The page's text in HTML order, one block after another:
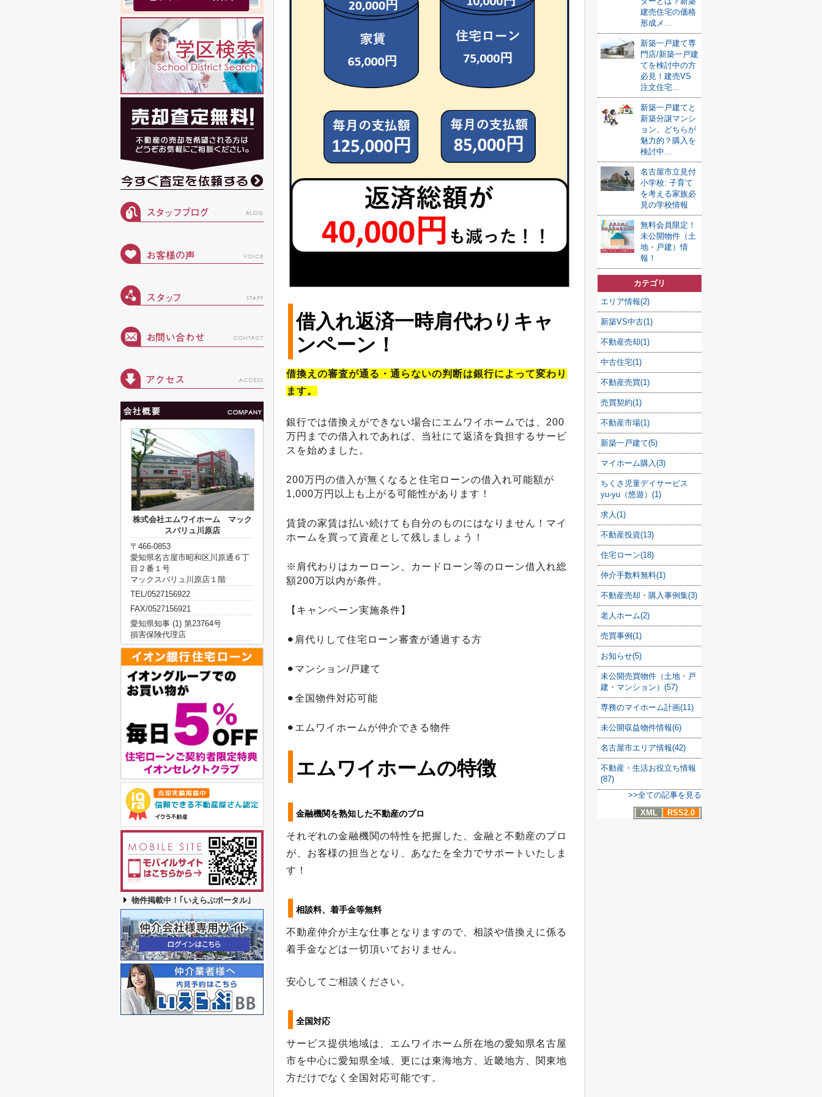
借入れ返済一時肩代わりキャ
ンペーン！
借換えの審査が通る・通らないの判断は銀行によって変わり
ます。
銀行では借換えができない場合にエムワイホームでは、200
万円までの借入れであれば、当社にて返済を負担するサービ
スを始めました。
200万円の借入が無くなると住宅ローンの借入れ可能額が
1,000万円以上も上がる可能性があります！
賃貸の家賃は払い続けても自分のものにはなりません！マイ
ホームを買って資産として残しましょう！
※肩代わりはカーローン、カードローン等のローン借入れ総
額200万以内が条件。
【キャンペーン実施条件】
⚫︎ 肩代りして住宅ローン審査が通過する方
⚫︎マンション/戸建て
⚫︎全国物件対応可能
⚫︎エムワイホームが仲介できる物件
エムワイホームの特徴
金融機関を熟知した不動産のプロ
それぞれの金融機関の特性を把握した、金融と不動産のプロ
が、お客様の担当となり、あなたを全力でサポートいたしま
す！
相談料、着手金等無料
不動産仲介が主な仕事となりますので、相談や借換えに係る
着手金などは一切頂いておりません。
安心してご相談ください。
全国対応
サービス提供地域は、エムワイホーム所在地の愛知県名古屋
市を中心に愛知県全域、更には東海地方、近畿地方、関東地
方だけでなく全国対応可能です。
建売住宅の価格
形成メ...
新築一戸建て専
門店/新築一戸建
てを検討中の方
必見！建売VS
注文住宅...
新築一戸建てと
新築分譲マンシ
ョン、どちらが
魅力的？購入を
検討中...
名古屋市立見付
小学校: 子育て
を考える家族必
見の学校情報
無料会員限定！
未公開物件（土
地・戸建）情
報！
カテゴリ
エリア情報(2)
新築VS中古(1)
不動産売却(1)
中古住宅(1)
不動産売買(1)
売買契約(1)
不動産市場(1)
新築一戸建て(5)
マイホーム購入(3)
ちくさ児童デイサービス
yu-yu（悠遊）(1)
求人(1)
不動産投資(13)
住宅ローン(18)
仲介手数料無料(1)
不動産売却・購入事例集(3)
老人ホーム(2)
売買事例(1)
お知らせ(5)
未公開売買物件（土地・戸
建・マンション）(57)
専務のマイホーム計画(11)
未公開収益物件情報(6)
名古屋市エリア情報(42)
不動産・生活お役立ち情報
(87)
>>全ての記事を見る
XML
RSS2.0
株式会社エムワイホーム マック
スバリュ川原店
〒466-0853
愛知県名古屋市昭和区川原通６丁
目２番１号
マックスバリュ川原店１階
TEL/0527156922
FAX/0527156921
愛知県知事 (1) 第23764号
損害保険代理店
物件掲載中！｢いえらぶポータル｣